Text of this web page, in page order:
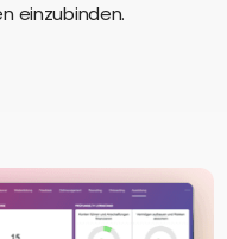
einzubinden.